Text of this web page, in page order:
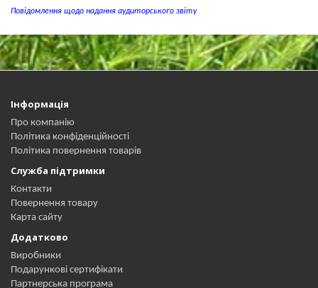
Повідомлення щодо надання аудиторського звіту
Інформація
Про компанію
Політика конфіденційності
Політика повернення товарів
Служба підтримки
Контакти
Повернення товару
Карта сайту
Додатково
Виробники
Подарункові сертифікати
Партнерська програма